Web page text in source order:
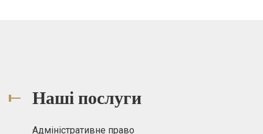
Наші послуги
Адміністративне право